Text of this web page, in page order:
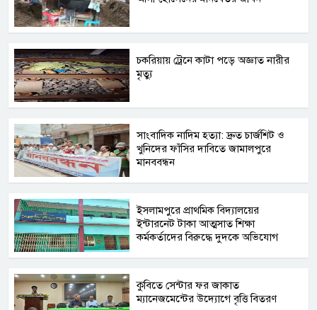
চকরিয়ায় ট্রেনে কাটা পড়ে অজ্ঞাত নারীর
মৃত্যু
সাংবাদিক নাদিম হত্যা: দ্রুত চার্জশিট ও
খুনিদের ফাঁসির দাবিতে জামালপুরে
মানববন্ধন
​ইসলামপুরে প্রাথমিক বিদ্যালয়ের
ইন্টারনেট টাকা আত্মসাত শিক্ষা
কর্মকর্তাদের বিরুদ্ধে দুদকে অভিযোগ
কুবিতে সেন্টার ফর জাকাত
ম্যানেজমেন্টের উদ্যোগে বৃত্তি বিতরণ